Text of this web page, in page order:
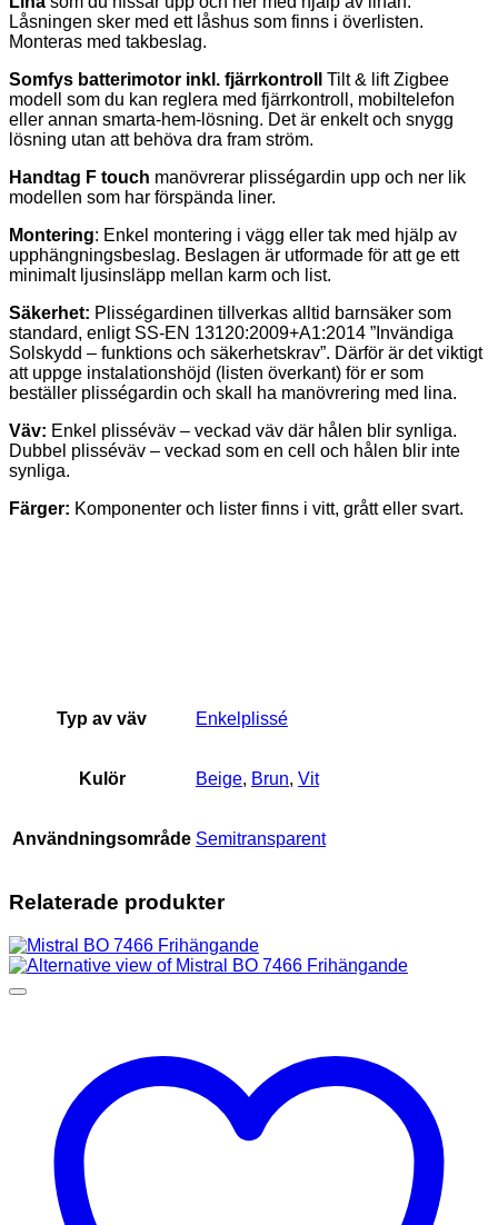
Låsningen sker med ett låshus som finns i överlisten.
Monteras med takbeslag.
Somfys batterimotor inkl. fjärrkontroll
Tilt & lift Zigbee
modell som du kan reglera med fjärrkontroll, mobiltelefon
eller annan smarta-hem-lösning. Det är enkelt och snygg
lösning utan att behöva dra fram ström.
Handtag F touch manövrerar plisségardin upp och ner lik
modellen som har förspända liner.
Montering: Enkel montering i vägg eller tak med hjälp av
upphängningsbeslag. Beslagen är utformade för att ge ett
minimalt ljusinsläpp mellan karm och list.
Säkerhet: Plisségardinen tillverkas alltid barnsäker som
standard, enligt SS-EN 13120:2009+A1:2014 ”Invändiga
Solskydd – funktions och säkerhetskrav”. Därför är det viktigt
att uppge instalationshöjd (listen överkant) för er som
beställer plisségardin och skall ha manövrering med lina.
Väv: Enkel plisséväv – veckad väv där hålen blir synliga.
Dubbel plisséväv – veckad som en cell och hålen blir inte
synliga.
Färger: Komponenter och lister finns i vitt, grått eller svart.
Typ av väv Enkelplissé
Kulör Beige, Brun, Vit
Användningsområde Semitransparent
Relaterade produkter